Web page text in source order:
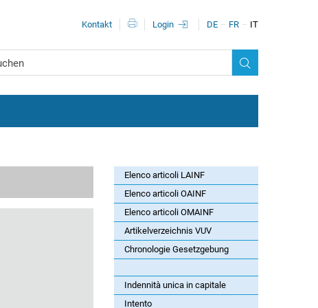
DE FR IT
Meta navigazione
Kontakt Login
Elenco articoli LAINF
Elenco articoli OAINF
Elenco articoli OMAINF
Artikelverzeichnis VUV
Chronologie Gesetzgebung
Indennità unica in capitale
Intento